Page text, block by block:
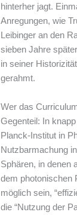
hinterher jagt.
Anregungen, wie
Leibinger an den
sieben Jahre
in seiner
gerahmt.
Wer das
Gegenteil: In
Planck-Institut in
Nutzbarmachung
Sphären, in denen
dem photonischen
möglich sein,
die “Nutzung der